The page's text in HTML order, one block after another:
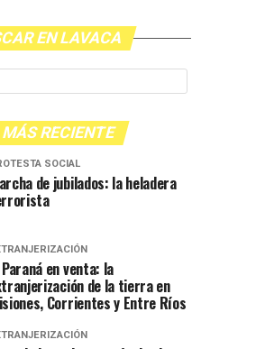
EN LAVACA
MÁS RECIENTE
SOCIAL
de jubilados: la heladera
Paraná en venta: la
de la tierra en
Corrientes y Entre Ríos